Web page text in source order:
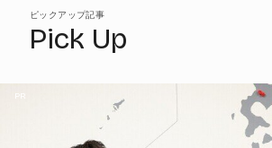
ピックアップ記事
Pick Up
PR